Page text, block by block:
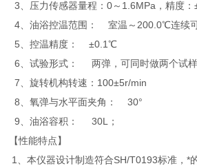
3、压力传感器量程：0～1.6MPa，精度
4、油浴控温范围： 室温～200.0℃连续
5、控温精度： ±0.1℃
6、试验形式： 两弹，可同时做两个试样
7、旋转机构转速：100±5r/min
8、氧弹与水平面夹角： 30°
9、油浴容积： 30L；
【性能特点】
1、本仪器设计制造符合SH/T0193标准，*